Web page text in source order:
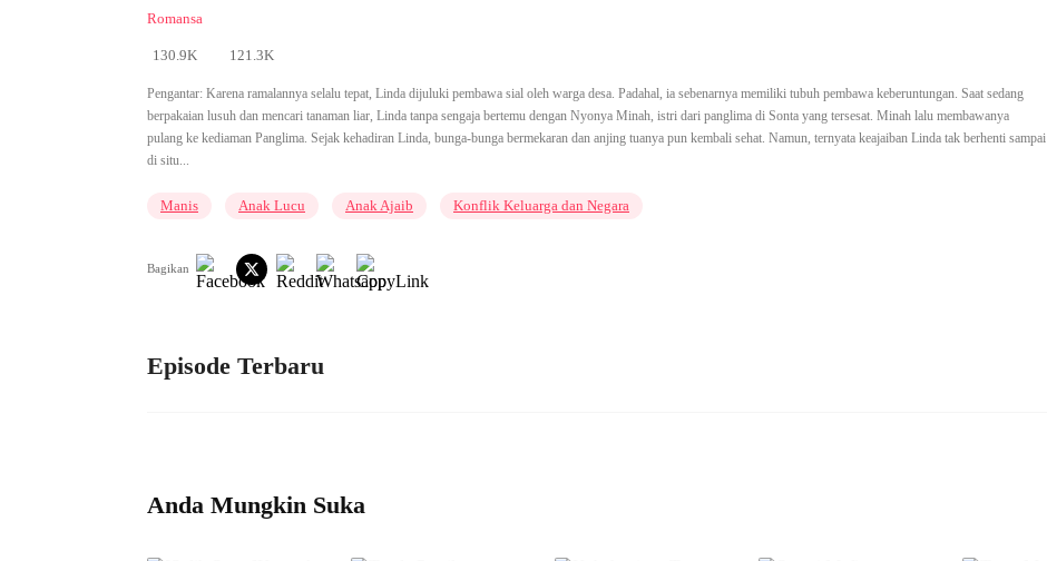
Romansa
130.9K 121.3K
Pengantar: Karena ramalannya selalu tepat, Linda dijuluki pembawa sial oleh warga desa. Padahal, ia sebenarnya memiliki tubuh pembawa keberuntungan. Saat sedang
berpakaian lusuh dan mencari tanaman liar, Linda tanpa sengaja bertemu dengan Nyonya Minah, istri dari panglima di Sonta yang tersesat. Minah lalu membawanya
pulang ke kediaman Panglima. Sejak kehadiran Linda, bunga-bunga bermekaran dan anjing tuanya pun kembali sehat. Namun, ternyata keajaiban Linda tak berhenti sampai
di situ...
Manis Anak Lucu Anak Ajaib Konflik Keluarga dan Negara
Bagikan
Episode Terbaru
Anda Mungkin Suka